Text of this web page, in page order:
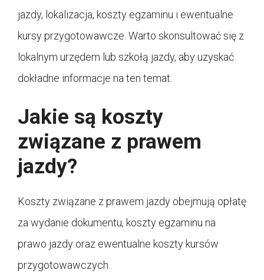
jazdy, lokalizacja, koszty egzaminu i ewentualne
kursy przygotowawcze. Warto skonsultować się z
lokalnym urzędem lub szkołą jazdy, aby uzyskać
dokładne informacje na ten temat.
Jakie są koszty
związane z prawem
jazdy?
Koszty związane z prawem jazdy obejmują opłatę
za wydanie dokumentu, koszty egzaminu na
prawo jazdy oraz ewentualne koszty kursów
przygotowawczych.